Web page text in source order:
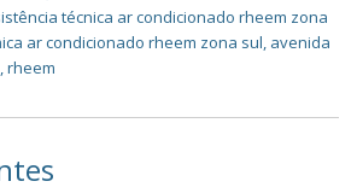
técnica ar condicionado rheem zona
ar condicionado rheem zona sul, avenida
,rheem